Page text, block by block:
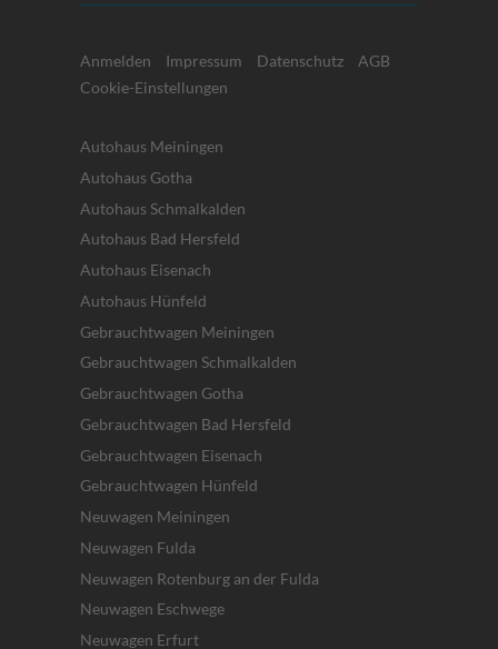
Anmelden Impressum Datenschutz
AGB
Cookie-Einstellungen
Autohaus Meiningen
Autohaus Gotha
Autohaus Schmalkalden
Autohaus Bad Hersfeld
Autohaus Eisenach
Autohaus Hünfeld
Gebrauchtwagen Meiningen
Gebrauchtwagen Schmalkalden
Gebrauchtwagen Gotha
Gebrauchtwagen Bad Hersfeld
Gebrauchtwagen Eisenach
Gebrauchtwagen Hünfeld
Neuwagen Meiningen
Neuwagen Fulda
Neuwagen Rotenburg an der Fulda
Neuwagen Eschwege
Neuwagen Erfurt